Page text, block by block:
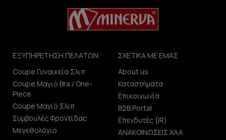
ΕΞΥΠΗΡΕΤΗΣΗ ΠΕΛΑΤΩΝ
Coupe Γυναικεία Σλιπ
Coupe Μαγιό Bra / One-
Piece
Coupe Μαγιό Σλιπ
Συμβουλές Φροντίδας
Μεγεθολόγιο
ΣΧΕΤΙΚΑ ΜΕ ΕΜΑΣ
About us
Καταστήματα
Επικοινωνία
B2B Portal
Επενδυτές (IR)
ΑΝΑΚΟΙΝΩΣΕΙΣ ΧΑΑ